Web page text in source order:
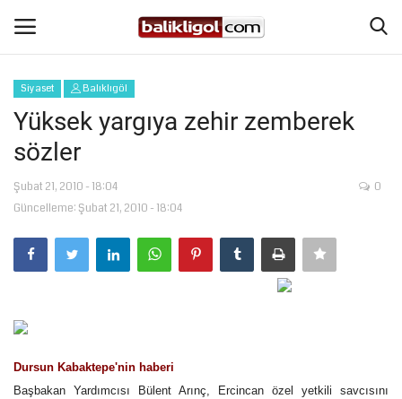
Giriş Yap
Anasayfa
Köşe Yazıları
Magazin
Spor
Siyaset Balıklıgöl
Yüksek yargıya zehir zemberek
sözler
Şubat 21, 2010 - 18:04
Güncelleme: Şubat 21, 2010 - 18:04
0
Dursun Kabaktepe'nin haberi
Başbakan Yardımcısı Bülent Arınç, Ercincan özel yetkili savcısını